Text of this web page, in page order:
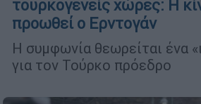
τουρκογενείς χώρες: Η
προωθεί ο Ερντογάν
Η συμφωνία θεωρείται ένα
για τον Τούρκο πρόεδρο